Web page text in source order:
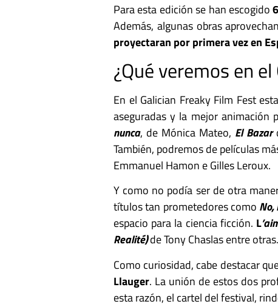
Para esta edición se han escogido
Además, algunas obras
proyectaran por primera vez en
¿Qué veremos en
En el Galician Freaky Film Fest
aseguradas y la mejor animación
nunca, de Mónica Mateo, El Bazar
También, podremos de películas
Emmanuel Hamon e Gilles Leroux.
Y como no podía ser de otra
títulos tan prometedores como
espacio para la ciencia ficción. L
Realité)de Tony Chaslas entre otras.
Como curiosidad, cabe destacar
Llauger. La unión de estos dos
esta razón, el cartel del festival,